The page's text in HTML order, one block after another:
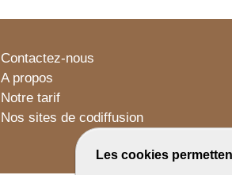
Les cookies
Contactez-nous
A propos
Notre tarif
Nos sites de codiffusion